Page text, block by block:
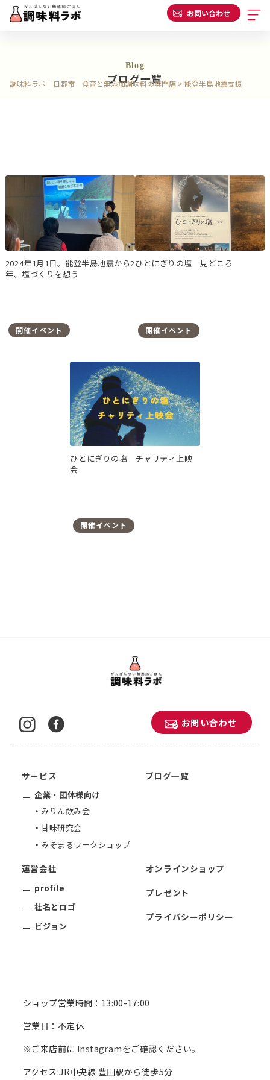
お問い合わせ
Blog
ブログ一覧
調味料ラボ｜日野市 食育と無添加調味料の専門店 > 能登半島地震支援
2024年1月1日。能登半島地震から2
年、塩づくりを想う
開催イベント
ひとにぎりの塩 見どころ
開催イベント
ひとにぎりの塩 チャリティ上映
会
開催イベント
お問い合わせ
サービス
企業・団体様向け
みりん飲み会
甘味研究会
みそまるワークショップ
ブログ一覧
運営会社
profile
社名とロゴ
ビジョン
オンラインショップ
プレゼント
プライバシーポリシー
ショップ営業時間：13:00-17:00
営業日：不定休
※ご来店前に Instagramをご確認ください。
アクセス:JR中央線 豊田駅から徒歩5分